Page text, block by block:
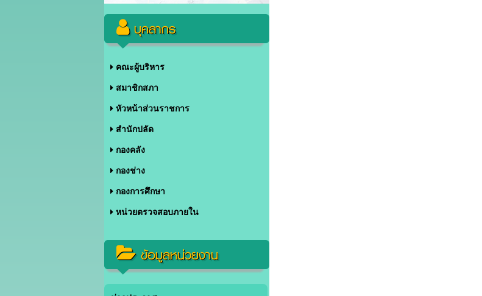
บุคลากร
คณะผู้บริหาร
สมาชิกสภา
หัวหน้าส่วนราชการ
สำนักปลัด
กองคลัง
กองช่าง
กองการศึกษา
หน่วยตรวจสอบภายใน
ข้อมูลหน่วยงาน